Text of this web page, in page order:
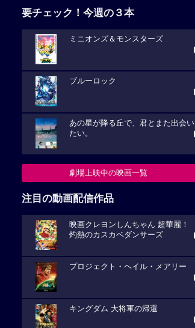
要チェック！今週の３本
ミニオンズ＆モンスターズ
ブルーロック
あの星が降る丘で、君とまた出会い
たい。
劇場上映中の映画一覧
注目の動画配信作品
映画クレヨンしんちゃん 超華麗！
灼熱のカスカベダンサーズ
プロジェクト・ヘイル・メアリー
キングダム 大将軍の帰還